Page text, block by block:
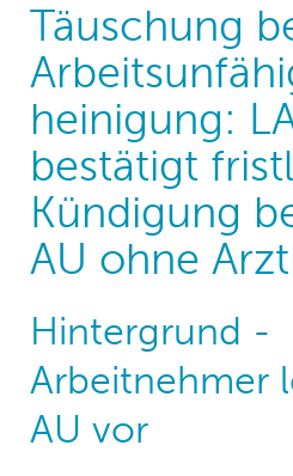
Täuschung
heinigung:
bestätigt
Kündigung
AU ohne
Hintergrund -
Arbeitnehmer
AU vor